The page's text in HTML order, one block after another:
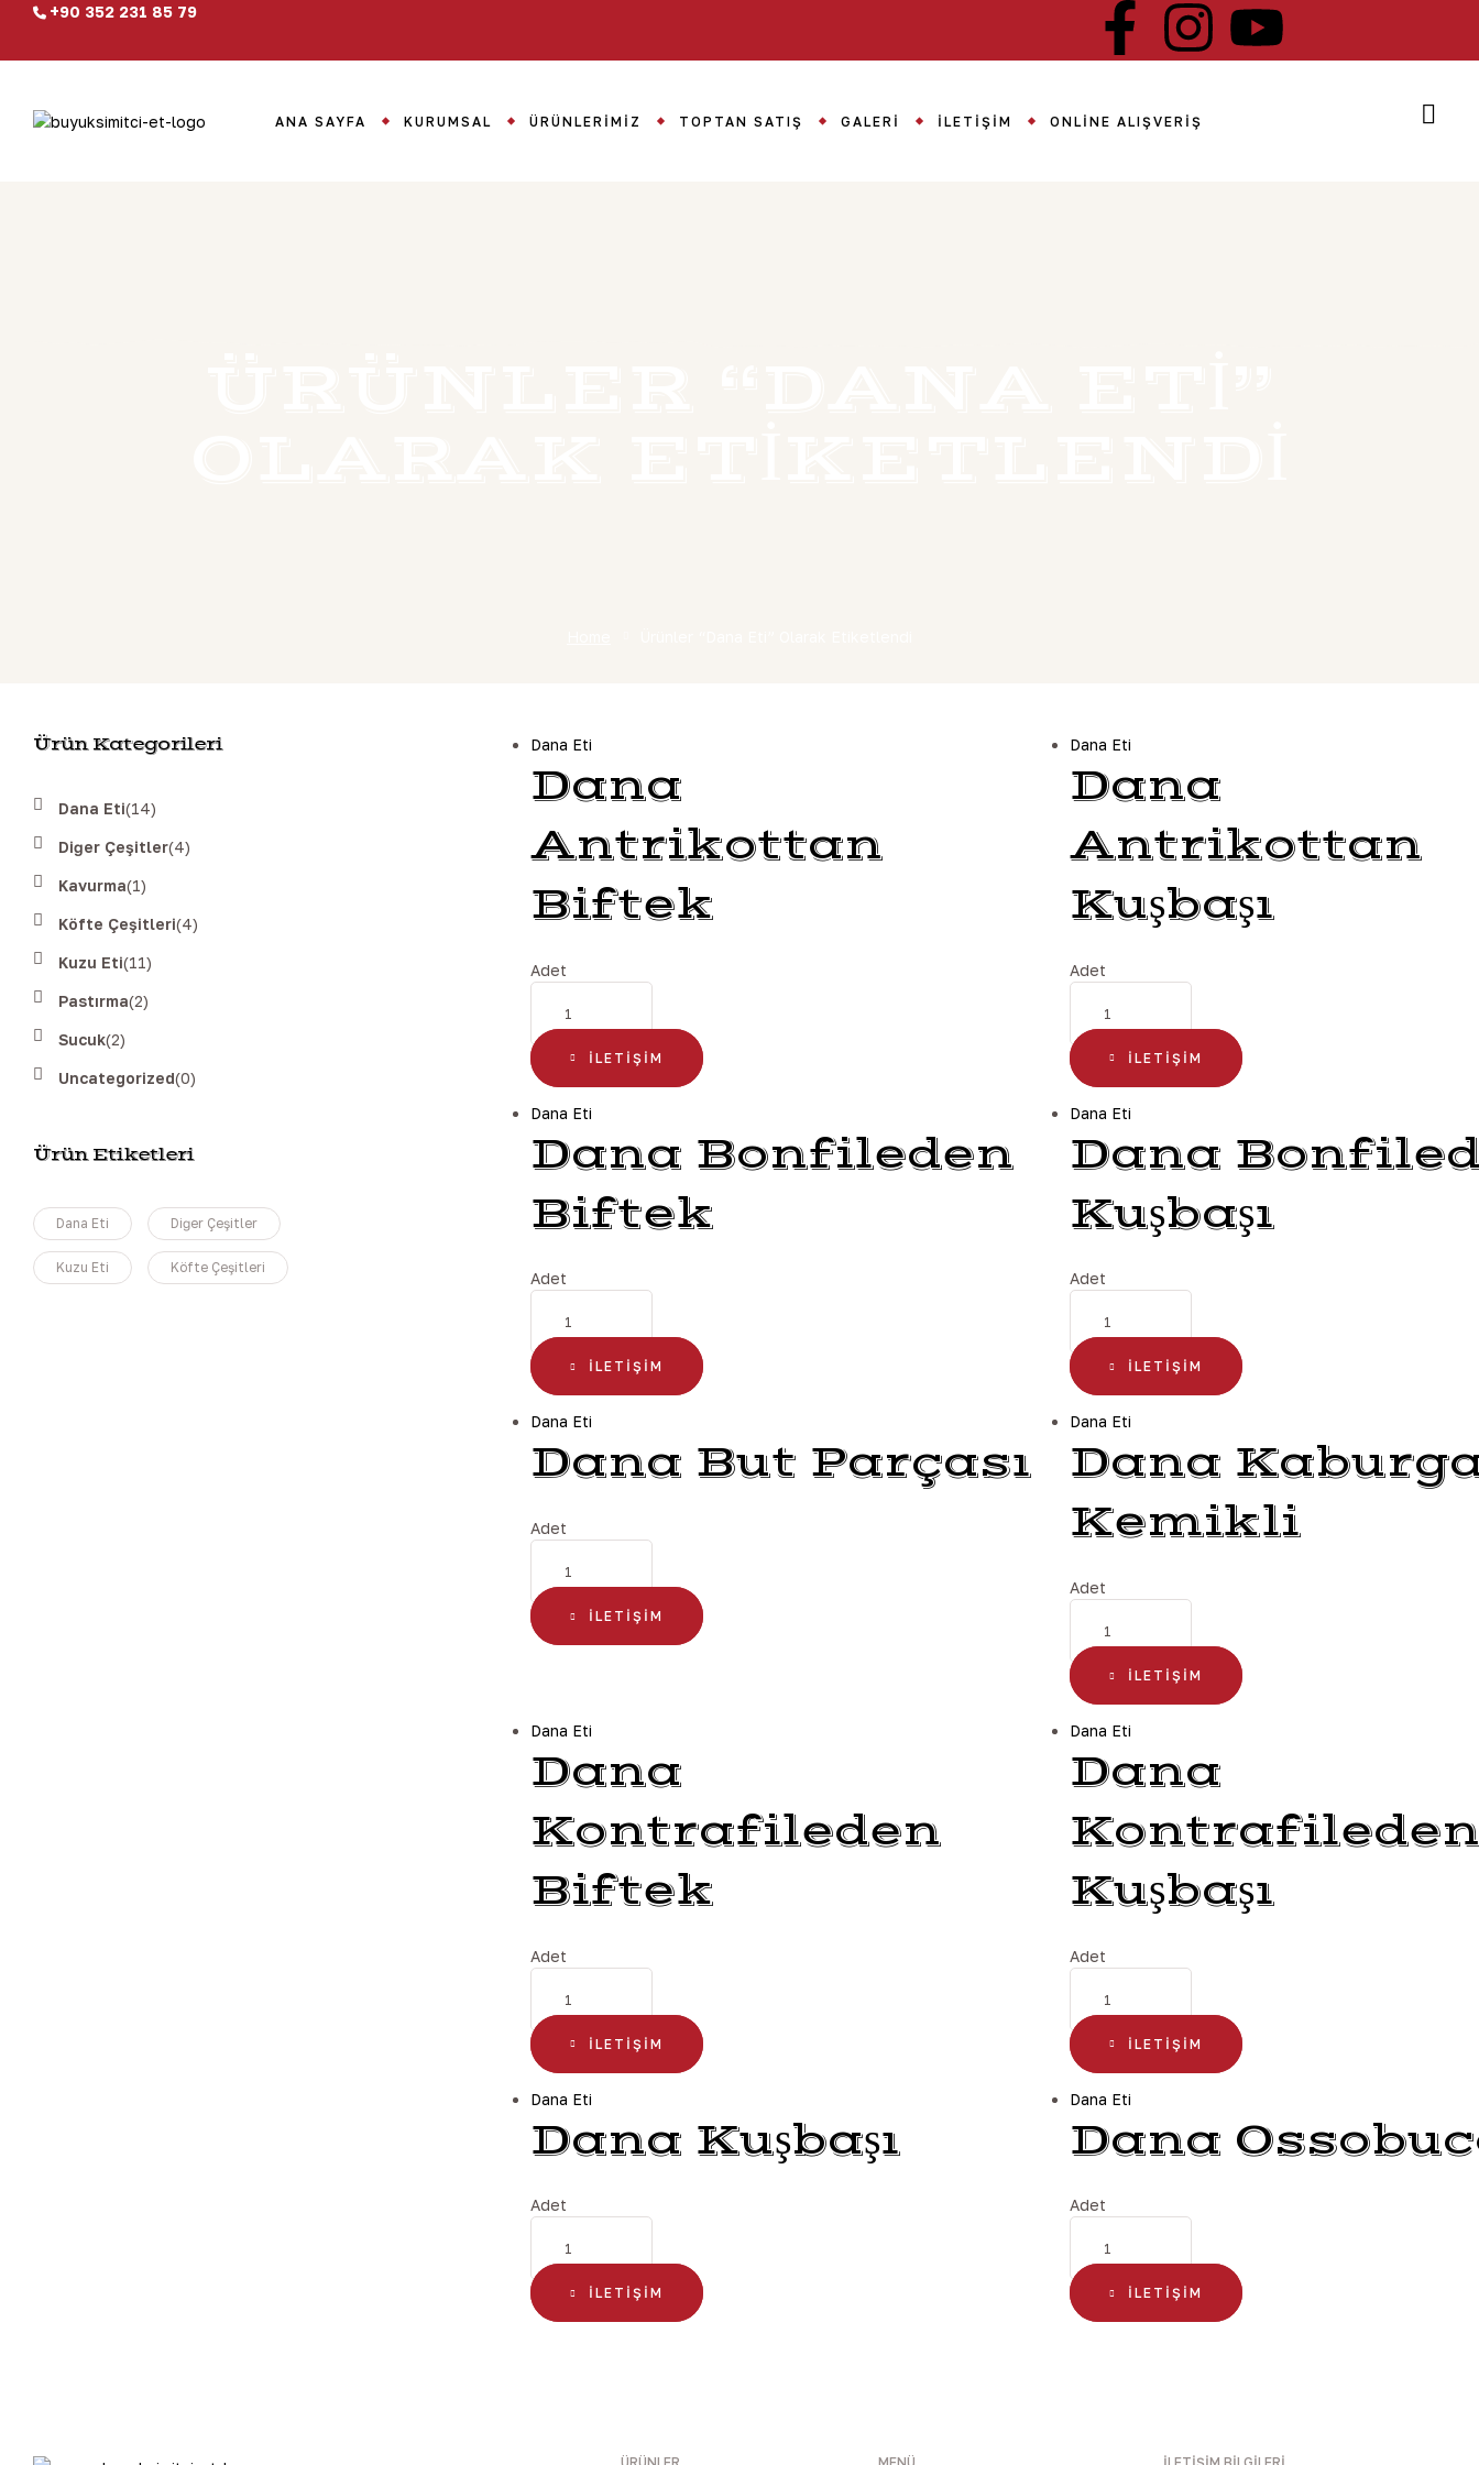
+90 352 231 85 79
ANA SAYFA KURUMSAL ÜRÜNLERIMIZ TOPTAN SATIŞ GALERI İLETIŞIM ONLINE ALIŞVERIŞ
Dana Eti
Dana
Antrikottan
Biftek
Adet
İLETIŞIM
Dana Eti
Dana
Antrikottan
Kuşbaşı
Adet
İLETIŞIM
Dana Eti
Dana Bonfileden
Biftek
Adet
İLETIŞIM
Dana Eti
Dana
Kuşbaşı
Adet
İLETIŞIM
Dana Eti
Dana But Parçası
Adet
İLETIŞIM
Dana Eti
Dana
Kemikli
Adet
İLETIŞIM
Dana Eti
Dana
Kontrafileden
Biftek
Adet
İLETIŞIM
Dana Eti
Dana
Kontrafileden
Kuşbaşı
Adet
İLETIŞIM
Dana Eti
Dana Kuşbaşı
Adet
İLETIŞIM
Dana Eti
Dana
Adet
İLETIŞIM
Ürün Kategorileri
Dana Eti(14)
Diğer Çeşitler(4)
Kavurma(1)
Köfte Çeşitleri(4)
Kuzu Eti(11)
Pastırma(2)
Sucuk(2)
Uncategorized(0)
Ürün Etiketleri
Dana Eti Diğer Çeşitler
Kuzu Eti Köfte Çeşitleri